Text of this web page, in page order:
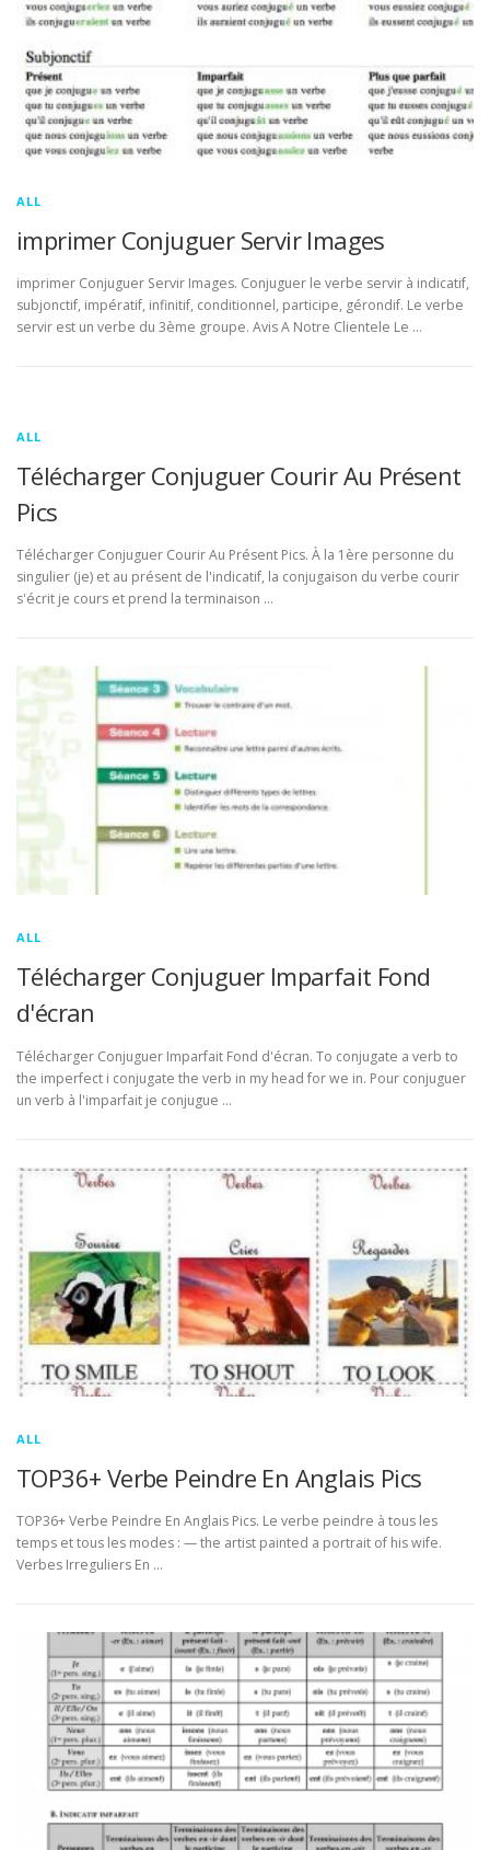
ALL
imprimer Conjuguer Servir Images
imprimer Conjuguer Servir Images. Conjuguer le verbe servir à indicatif,
subjonctif, impératif, infinitif, conditionnel, participe, gérondif. Le verbe
servir est un verbe du 3ème groupe. Avis A Notre Clientele Le …
ALL
Télécharger Conjuguer Courir Au Présent
Pics
Télécharger Conjuguer Courir Au Présent Pics. À la 1ère personne du
singulier (je) et au présent de l'indicatif, la conjugaison du verbe courir
s'écrit je cours et prend la terminaison …
ALL
Télécharger Conjuguer Imparfait Fond
d'écran
Télécharger Conjuguer Imparfait Fond d'écran. To conjugate a verb to
the imperfect i conjugate the verb in my head for we in. Pour conjuguer
un verb à l'imparfait je conjugue …
ALL
TOP36+ Verbe Peindre En Anglais Pics
TOP36+ Verbe Peindre En Anglais Pics. Le verbe peindre à tous les
temps et tous les modes : — the artist painted a portrait of his wife.
Verbes Irreguliers En …